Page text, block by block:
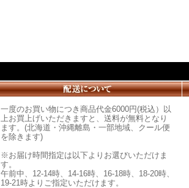
一度のお買い物につき商品代金6000円(税込）以
上お買上げいただきますと、送料が無料となり
ます。(北海道・沖縄離島・一部地域、クール便
を除きます)
※お届け時間指定は以下よりお選びいただけま
す。
午前中、12-14時、14-16時、16-18時、18-20時、
19-21時よりご指定いただけます。